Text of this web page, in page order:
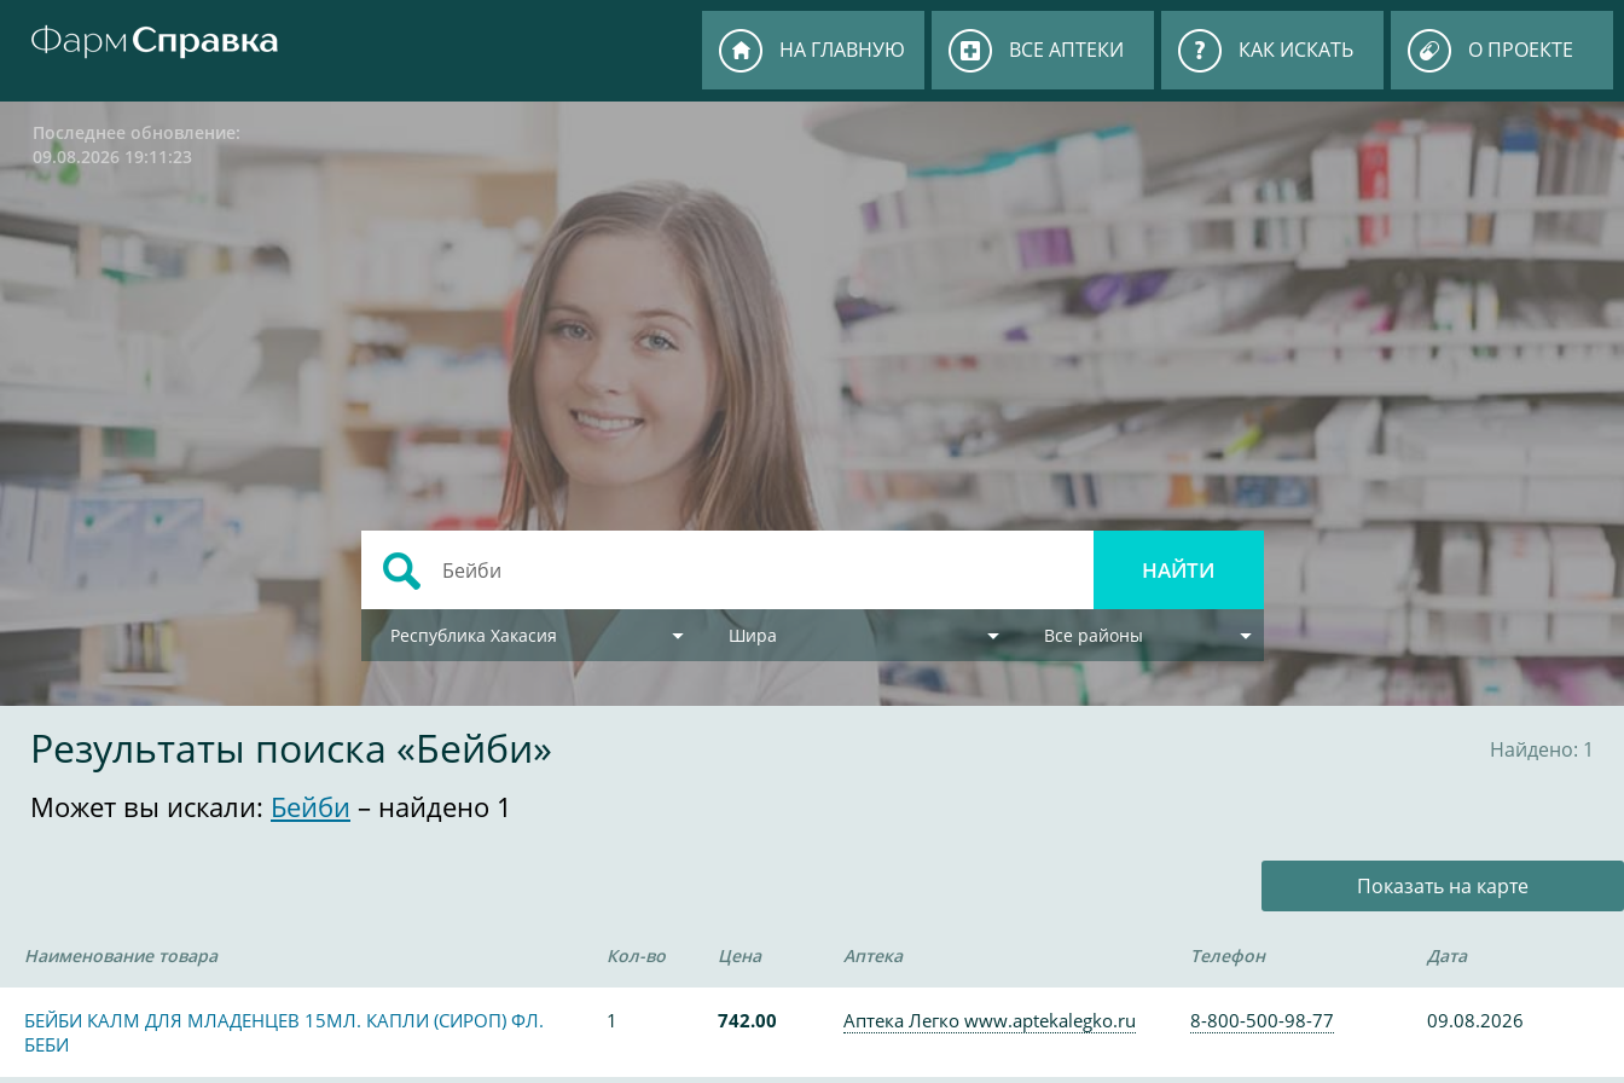
НА ГЛАВНУЮ ВСЕ АПТЕКИ КАК ИСКАТЬ О ПРОЕКТЕ
Последнее обновление:
09.08.2026 19:11:23
Республика Хакасия Шира Все районы
Результаты поиска «Бейби» Найдено: 1
Может вы искали: Бейби – найдено 1
Показать на карте
Наименование товара Кол-во Цена Аптека Телефон Дата
БЕЙБИ КАЛМ ДЛЯ МЛАДЕНЦЕВ 15МЛ. КАПЛИ (СИРОП) ФЛ.
БЕБИ
1 742.00 Аптека Легко www.aptekalegko.ru 8-800-500-98-77 09.08.2026